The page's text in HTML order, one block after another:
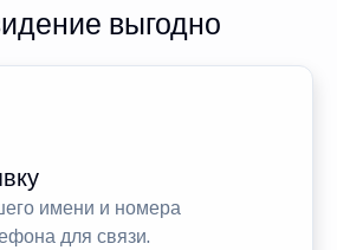
выгодно
имени и номера
для связи.